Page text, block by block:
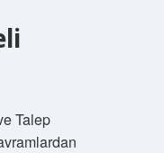
Talep